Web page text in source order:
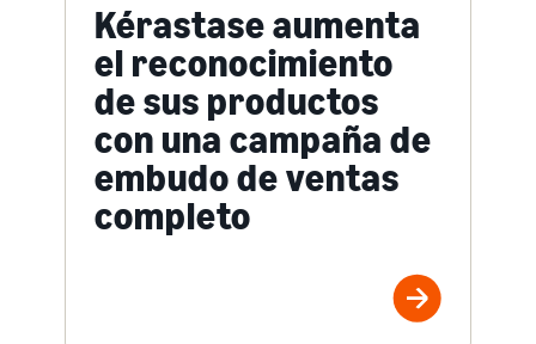
Kérastase aumenta
el reconocimiento
de sus productos
con una campaña de
embudo de ventas
completo